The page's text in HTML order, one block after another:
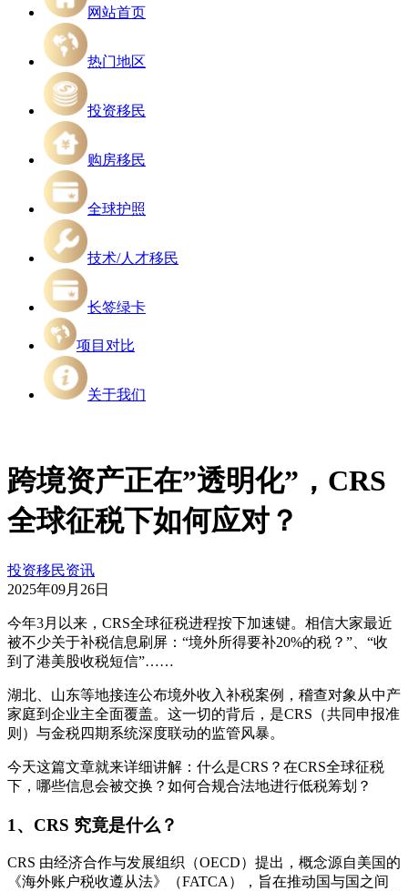
网站首页
热门地区
投资移民
购房移民
全球护照
技术/人才移民
长签绿卡
项目对比
关于我们
跨境资产正在”透明化”，CRS
全球征税下如何应对？
投资移民资讯
2025年09月26日
今年3月以来，CRS全球征税进程按下加速键。相信大家最近
被不少关于补税信息刷屏：“境外所得要补20%的税？”、“收
到了港美股收税短信”……
湖北、山东等地接连公布境外收入补税案例，稽查对象从中产
家庭到企业主全面覆盖。这一切的背后，是CRS（共同申报准
则）与金税四期系统深度联动的监管风暴。
今天这篇文章就来详细讲解：什么是CRS？在CRS全球征税
下，哪些信息会被交换？如何合规合法地进行低税筹划？
1、CRS 究竟是什么？
CRS 由经济合作与发展组织（OECD）提出，概念源自美国的
《海外账户税收遵从法》（FATCA），旨在推动国与国之间